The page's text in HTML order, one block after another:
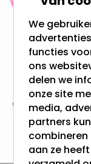
meer dan
Gratis
Vanaf
& 100
Altijd uit
3000m2 -
We
functies
ons
delen we
onze site
media,
partners
aan ze